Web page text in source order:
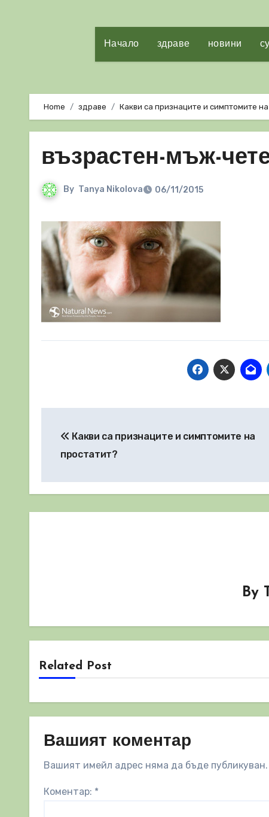
Начало здраве новини
Home здраве Какви са признаците и симптомите
възрастен-мъж-
By Tanya Nikolova 06/11/2015
Какви са признаците и симптомите на
простатит?
By
Related Post
Вашият коментар
Вашият имейл адрес няма да бъде публикуван.
Коментар: *